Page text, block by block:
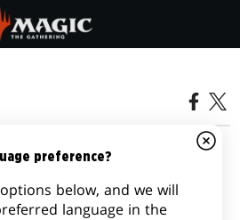
：眾志成城即
二部
preference?
below, and we will
language in the